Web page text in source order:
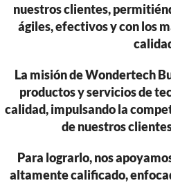
nuestros clientes,
ágiles, efectivos y con los
La misión de Wondertech
productos y servicios de
calidad, impulsando la
de nuestros
Para lograrlo, nos
altamente calificado,